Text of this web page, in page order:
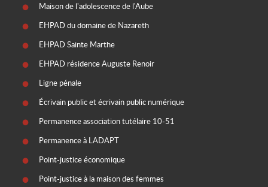
Maison de l'adolescence de l'Aube
EHPAD du domaine de Nazareth
EHPAD Sainte Marthe
EHPAD résidence Auguste Renoir
Ligne pénale
Écrivain public et écrivain public numérique
Permanence association tutélaire 10-51
Permanence à LADAPT
Point-justice économique
Point-justice à la maison des femmes